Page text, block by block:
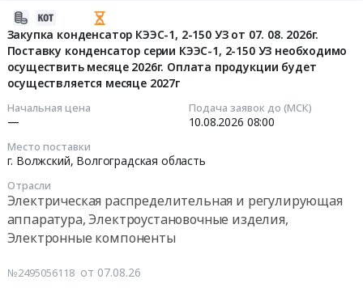
Закупка конденсатор КЭЭС-1, 2-150 УЗ от 07. 08. 2026г.
Поставку конденсатор серии КЭЭС-1, 2-150 УЗ необходимо
осуществить месяце 2026г. Оплата продукции будет
осуществляется месяце 2027г
Начальная цена
—
Подача заявок до (МСК)
10.08.2026 08:00
Место поставки
г. Волжский, Волгоградская область
Отрасли
Электрическая распределительная и регулирующая
аппаратура, Электроустановочные изделия,
Электронные компоненты
№2495056118 от 07.08.26